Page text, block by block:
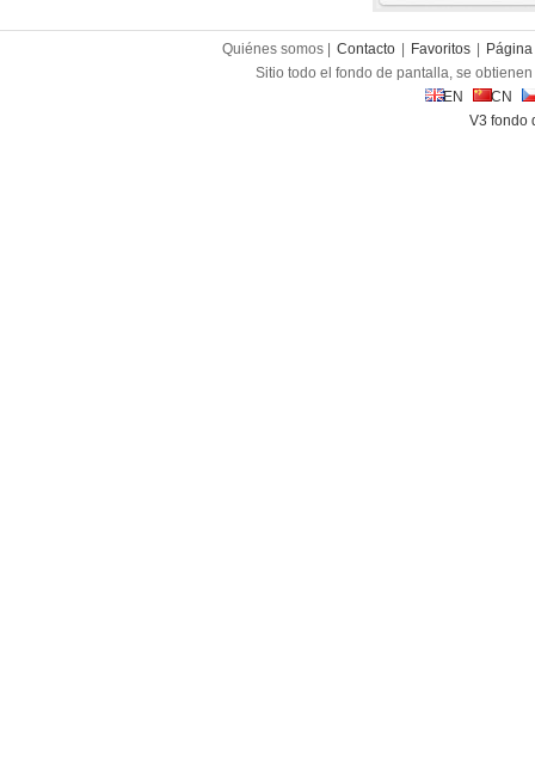
Quiénes somos | Contacto Favoritos
Sitio todo el fondo de pantalla, se
EN
CN
V3 fondo